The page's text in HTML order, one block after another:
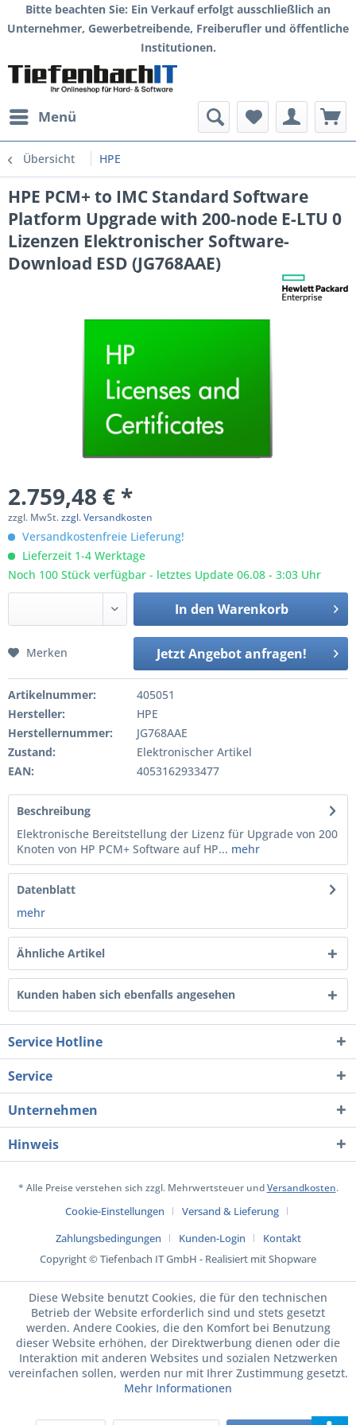
Bitte beachten Sie: Ein Verkauf erfolgt ausschließlich an
Unternehmer, Gewerbetreibende, Freiberufler und öffentliche
Institutionen.
Menü
Übersicht HPE
HPE PCM+ to IMC Standard Software
Platform Upgrade with 200-node E-LTU 0
Lizenzen Elektronischer Software-
Download ESD (JG768AAE)
2.759,48 € *
zzgl. MwSt.zzgl. Versandkosten
Versandkostenfreie Lieferung!
Lieferzeit 1-4 Werktage
Noch 100 Stück verfügbar - letztes Update 06.08 - 3:03 Uhr
In den Warenkorb
Jetzt Angebot anfragen!
Merken
Artikelnummer:
405051
Hersteller:
HPE
Herstellernummer:
JG768AAE
Zustand:
Elektronischer Artikel
EAN:
4053162933477
Beschreibung
Elektronische Bereitstellung der Lizenz für Upgrade von 200
Knoten von HP PCM+ Software auf HP... mehr
Datenblatt
mehr
Ähnliche Artikel
Kunden haben sich ebenfalls angesehen
Service Hotline
Service
Unternehmen
Hinweis
* Alle Preise verstehen sich zzgl. Mehrwertsteuer undVersandkosten.
Cookie-Einstellungen
Versand & Lieferung
Zahlungsbedingungen
Kunden-Login
Kontakt
Copyright © Tiefenbach IT GmbH - Realisiert mit Shopware
Diese Website benutzt Cookies, die für den technischen
Betrieb der Website erforderlich sind und stets gesetzt
werden. Andere Cookies, die den Komfort bei Benutzung
dieser Website erhöhen, der Direktwerbung dienen oder die
Interaktion mit anderen Websites und sozialen Netzwerken
vereinfachen sollen, werden nur mit Ihrer Zustimmung gesetzt.
Mehr Informationen